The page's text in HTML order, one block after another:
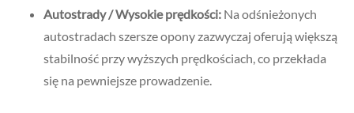
Autostrady / Wysokie prędkości: Na odśnieżonych
autostradach szersze opony zazwyczaj oferują większą
stabilność przy wyższych prędkościach, co przekłada
się na pewniejsze prowadzenie.